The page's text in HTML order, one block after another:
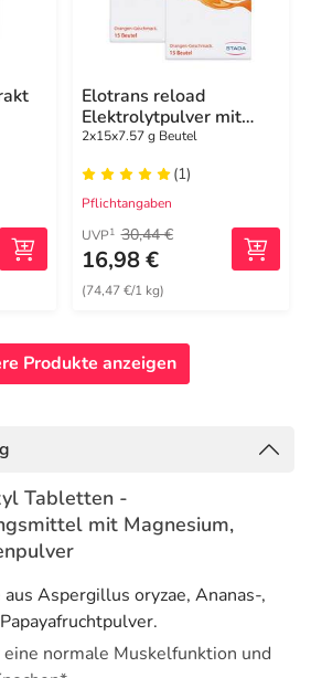
Elotrans reload
Elektrolytpulver mit
Vitaminen
2x15x7.57 g Beutel
(1)
Pflichtangaben
UVP1 30,44 €
16,98 €
(74,47 €/1 kg)
Produkte anzeigen
Tabletten -
mit Magnesium,
Aspergillus oryzae, Ananas-,
normale Muskelfunktion und